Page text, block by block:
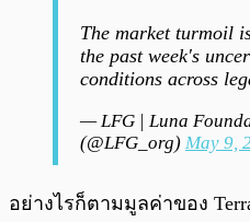
The market turmoil
the past week's
conditions across
— LFG | Luna
(@LFG_org) May 9,
อย่างไรก็ตามมูลค่าของ